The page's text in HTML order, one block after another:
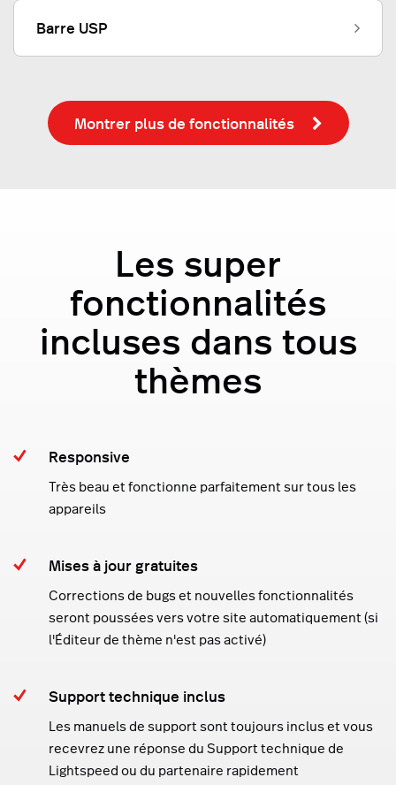
Barre USP
Montrer plus de fonctionnalités
Les super
fonctionnalités
incluses dans tous
thèmes
Responsive
Très beau et fonctionne parfaitement sur tous les
appareils
Mises à jour gratuites
Corrections de bugs et nouvelles fonctionnalités
seront poussées vers votre site automatiquement (si
l'Éditeur de thème n'est pas activé)
Support technique inclus
Les manuels de support sont toujours inclus et vous
recevrez une réponse du Support technique de
Lightspeed ou du partenaire rapidement